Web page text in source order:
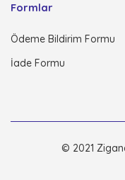
Formlar
Ödeme Bildirim Formu
İade Formu
© 2021